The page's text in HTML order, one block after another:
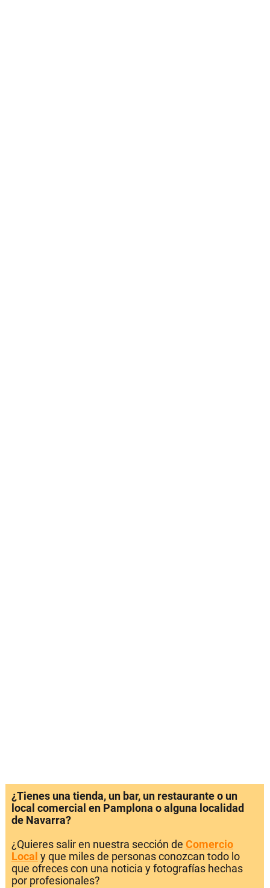
¿Tienes una tienda, un bar, un restaurante o un
local comercial en Pamplona o alguna localidad
de Navarra?
¿Quieres salir en nuestra sección de Comercio
Local y que miles de personas conozcan todo lo
que ofreces con una noticia y fotografías hechas
por profesionales?